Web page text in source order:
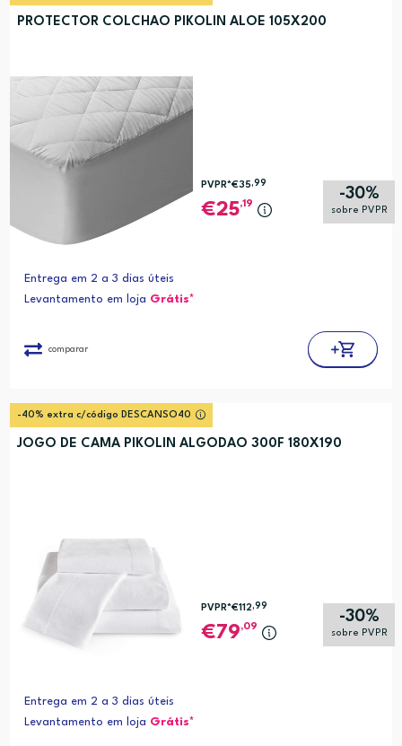
PROTECTOR COLCHAO PIKOLIN ALOE 105X200
-30%
sobre PVPR
PVPR*€35,99
25,19
Entrega em 2 a 3 dias úteis
Levantamento em loja Grátis*
comparar
-40% extra c/código DESCANSO40
JOGO DE CAMA PIKOLIN ALGODAO 300F 180X190
-30%
sobre PVPR
PVPR*€112,99
79,09
Entrega em 2 a 3 dias úteis
Levantamento em loja Grátis*